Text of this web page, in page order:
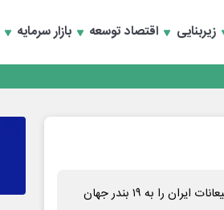
زیربنایی اقتصاد توسعه بازار سرمایه
مشتری
و بازسازی اعتماد مشتریان
در سال ۲۰۲۵، ۱۵۴ کشتی بی‌اعتنا به تحریم‌های آمریکا نفت یا میعانات ایران را به ۱۹ بندر جهان